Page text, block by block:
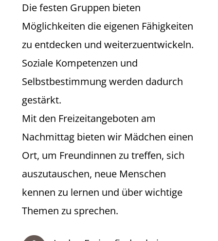
Die festen Gruppen bieten
Möglichkeiten die eigenen Fähigkeiten
zu entdecken und weiterzuentwickeln.
Soziale Kompetenzen und
Selbstbestimmung werden dadurch
gestärkt.
Mit den Freizeitangeboten am
Nachmittag bieten wir Mädchen einen
Ort, um Freundinnen zu treffen, sich
auszutauschen, neue Menschen
kennen zu lernen und über wichtige
Themen zu sprechen.